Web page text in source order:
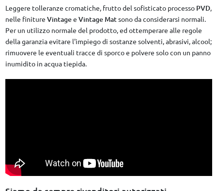
Leggere tolleranze cromatiche, frutto del sofisticato processoPVD,
nelle finiture Vintagee Vintage Matsono da considerarsi normali.
Per un utilizzo normale del prodotto, ed ottemperare alle regole
della garanzia evitare l'impiego di sostanze solventi, abrasivi, alcool;
rimuovere le eventuali tracce di sporco e polvere solo con un panno
inumidito in acqua tiepida.